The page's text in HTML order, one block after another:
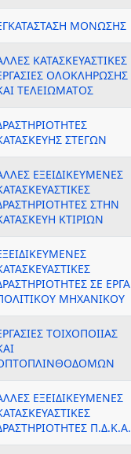
ΜΟΝΩΣΗΣ
ΚΑΤΑΣΚΕΥΑΣΤΙΚΕΣ
ΟΛΟΚΛΗΡΩΣΗΣ
ΤΕΛΕΙΩΜΑΤΟΣ
ΣΤΕΓΩΝ
ΕΞΕΙΔΙΚΕΥΜΕΝΕΣ
ΣΤΗΝ
ΚΤΙΡΙΩΝ
ΣΕ ΕΡΓΑ
ΜΗΧΑΝΙΚΟΥ
ΤΟΙΧΟΠΟΙΙΑΣ
ΕΞΕΙΔΙΚΕΥΜΕΝΕΣ
Π.Δ.Κ.Α.